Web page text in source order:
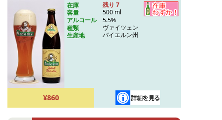
在庫
残り 7
容量
500 ml
アルコール
5.5%
種類
ヴァイツェン
生産地
バイエルン州
¥860